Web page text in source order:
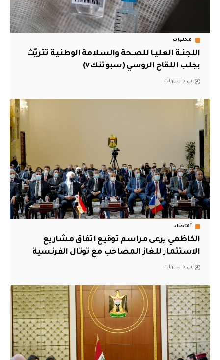
محليات
اللجنـة العليـا للصـحة والسـلامة الوطنيـة تتريّث
بجلب اللقاح الروسي (سبوتنكv)
قبل 5 سنوات
أقتصاد
الكاظمي يرعى مراسم توقيع اتفاق مشاريع
الاستثمار للغاز المصاحب مع توتال الفرنسية
قبل 5 سنوات